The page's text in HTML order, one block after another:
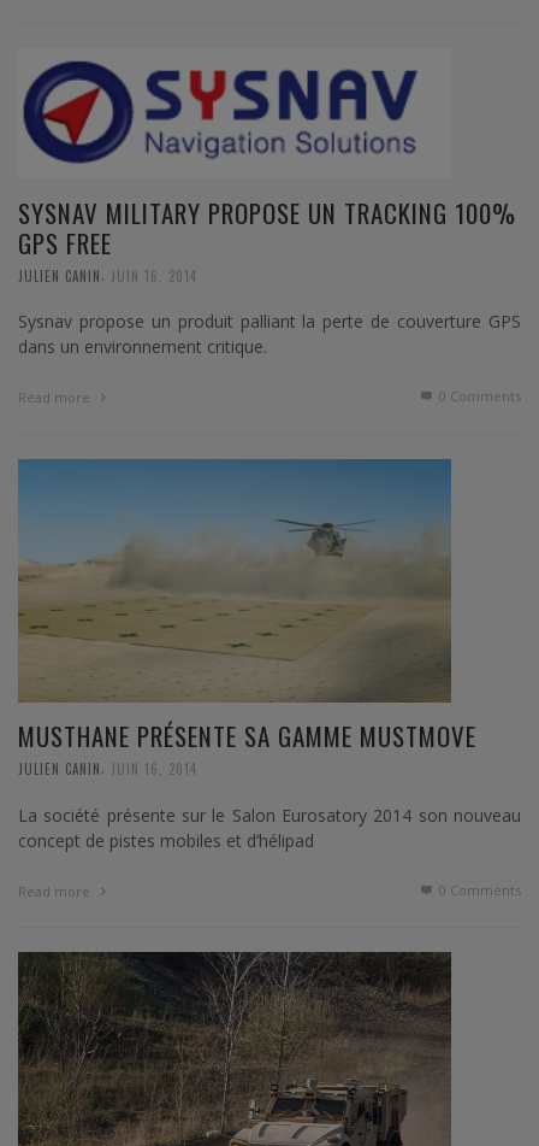
SYSNAV MILITARY PROPOSE UN TRACKING 100%
GPS FREE
JULIEN CANIN JUIN 16, 2014
Sysnav propose un produit palliant la perte de couverture GPS
dans un environnement critique.
Read more 0 Comments
MUSTHANE PRÉSENTE SA GAMME MUSTMOVE
JULIEN CANIN JUIN 16, 2014
La société présente sur le Salon Eurosatory 2014 son nouveau
concept de pistes mobiles et d’hélipad
Read more 0 Comments